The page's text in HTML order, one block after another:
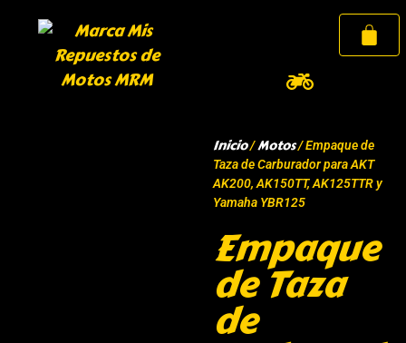
Inicio/Motos/ Empaque de
Taza de Carburador para AKT
AK200, AK150TT, AK125TTR y
Yamaha YBR125
Empaque
de Taza
de